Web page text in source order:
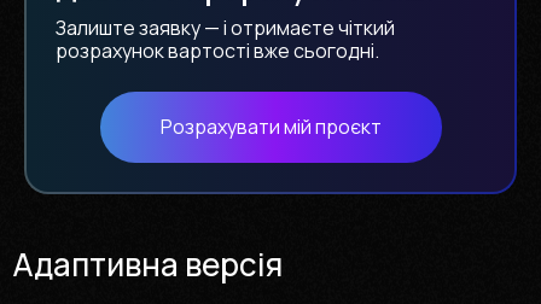
Залиште заявку — і отримаєте чіткий
розрахунок вартості вже сьогодні.
Розрахувати мій проєкт
Адаптивна версія